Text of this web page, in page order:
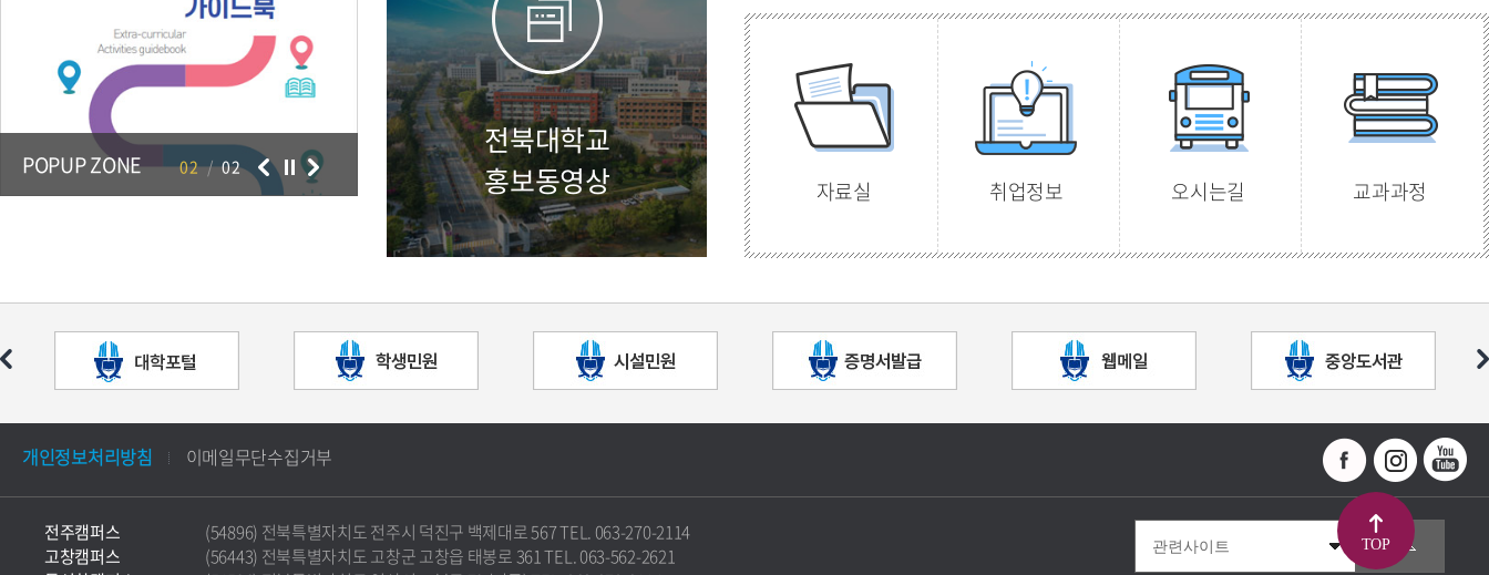
제1학기 종료, 하기휴가 종료
2026.08.31 ~
POPUP ZONE 02 / 02
전북대학교
홍보동영상
자료실 취업정보 오시는길 교과과정
개인정보처리방침 이메일무단수집거부
전주캠퍼스
(54896) 전북특별자치도 전주시 덕진구 백제대로 567 TEL. 063-270-2114
고창캠퍼스
(56443) 전북특별자치도 고창군 고창읍 태봉로 361 TEL. 063-562-2621
TOP